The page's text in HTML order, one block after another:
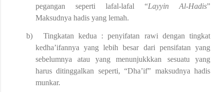
pegangan seperti lafal-lafal “Layyin Al-Hadis”
Maksudnya hadis yang lemah.
b)
Tingkatan kedua : penyifatan rawi dengan tingkat
kedha’ifannya yang lebih besar dari pensifatan yang
sebelumnya atau yang menunjukkkan sesuatu yang
harus ditinggalkan seperti, “Dha’if” maksudnya hadis
munkar.